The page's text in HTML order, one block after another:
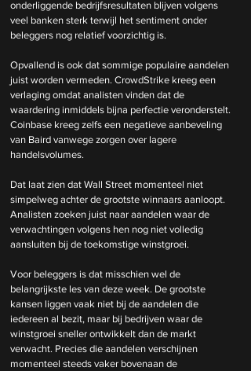
onderliggende bedrijfsresultaten blijven volgens
veel banken sterk terwijl het sentiment onder
beleggers nog relatief voorzichtig is.
Opvallend is ook dat sommige populaire aandelen
juist worden vermeden. CrowdStrike kreeg een
verlaging omdat analisten vinden dat de
waardering inmiddels bijna perfectie veronderstelt.
Coinbase kreeg zelfs een negatieve aanbeveling
van Baird vanwege zorgen over lagere
handelsvolumes.
Dat laat zien dat Wall Street momenteel niet
simpelweg achter de grootste winnaars aanloopt.
Analisten zoeken juist naar aandelen waar de
verwachtingen volgens hen nog niet volledig
aansluiten bij de toekomstige winstgroei.
Voor beleggers is dat misschien wel de
belangrijkste les van deze week. De grootste
kansen liggen vaak niet bij de aandelen die
iedereen al bezit, maar bij bedrijven waar de
winstgroei sneller ontwikkelt dan de markt
verwacht. Precies die aandelen verschijnen
momenteel steeds vaker bovenaan de